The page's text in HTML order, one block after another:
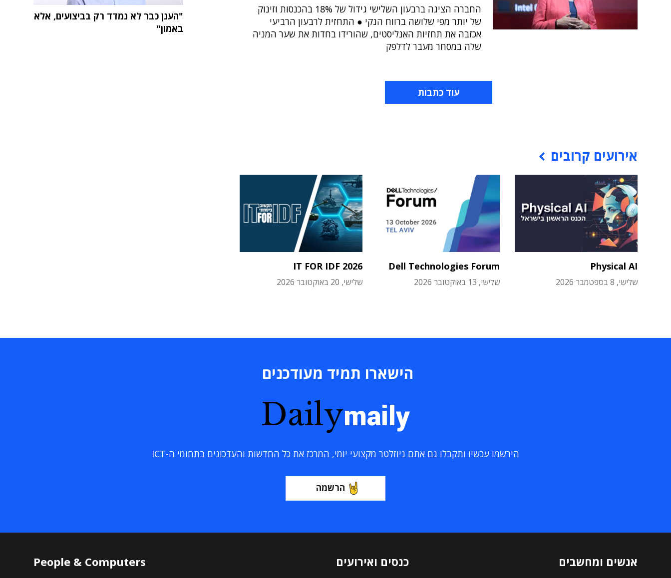
החברה הציגה ברבעון השלישי גידול של 18% בהכנסות וזינוק
של יותר מפי שלושה ברווח הנקי ● התחזית לרבעון הרביעי
אכזבה את תחזיות האנליסטים, שהורידו בחדות את שער המניה
שלה במסחר מעבר לדלפק
עוד כתבות
אירועים קרובים
Physical AI
שלישי, 8 בספטמבר 2026
Dell Technologies Forum
שלישי, 13 באוקטובר 2026
IT FOR IDF 2026
שלישי, 20 באוקטובר 2026
"הענן כבר לא נמדד רק בביצועים, אלא
באמון"
הישארו תמיד מעודכנים
Dailymaily
הירשמו עכשיו ותקבלו גם אתם ניוזלטר מקצועי יומי, המרכז את כל החדשות והעדכונים בתחומי ה-ICT
הרשמה
אנשים ומחשבים כנסים ואירועים People & Computers